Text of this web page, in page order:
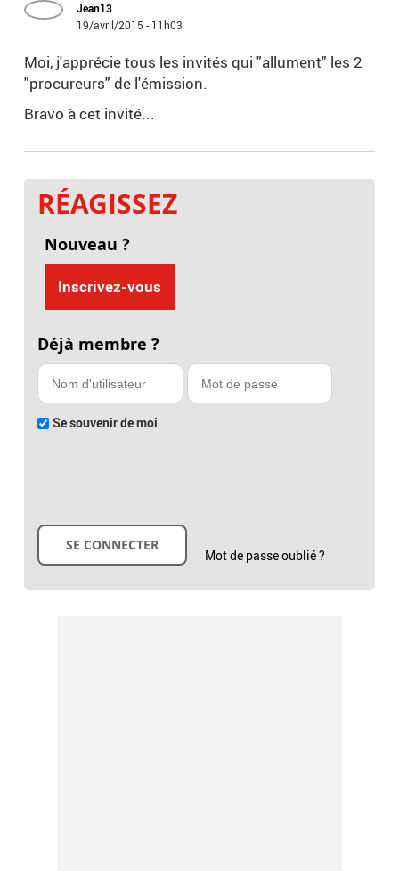
Jean13
19/avril/2015 - 11h03
Moi, j'apprécie tous les invités qui "allument" les 2
"procureurs" de l'émission.
Bravo à cet invité...
RÉAGISSEZ
Nouveau ?
Inscrivez-vous
Déjà membre ?
Se souvenir de moi
Mot de passe oublié ?